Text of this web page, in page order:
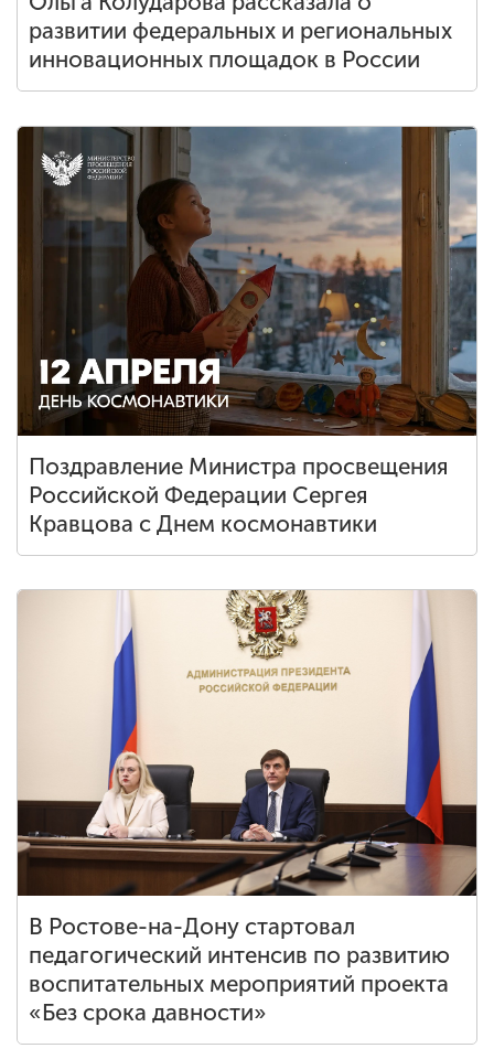
развитии федеральных и региональных
инновационных площадок в России
Поздравление Министра просвещения
Российской Федерации Сергея
Кравцова с Днем космонавтики
В Ростове-на-Дону стартовал
педагогический интенсив по развитию
воспитательных мероприятий проекта
«Без срока давности»